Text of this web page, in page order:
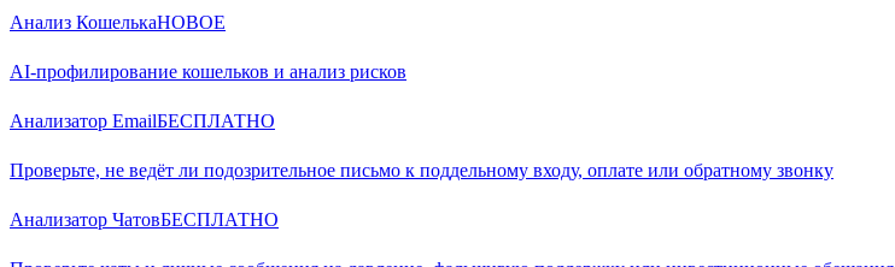
Анализ КошелькаНОВОЕ
AI-профилирование кошельков и анализ рисков
Анализатор EmailБЕСПЛАТНО
Проверьте, не ведёт ли подозрительное письмо к поддельному входу, оплате или обратному звонку
Анализатор ЧатовБЕСПЛАТНО